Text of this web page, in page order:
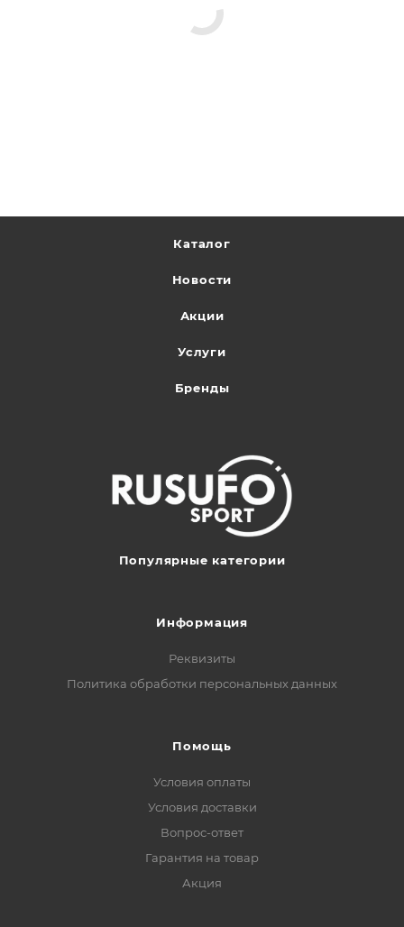
Каталог
Новости
Акции
Услуги
Бренды
Популярные категории
Информация
Реквизиты
Политика обработки персональных данных
Помощь
Условия оплаты
Условия доставки
Вопрос-ответ
Гарантия на товар
Акция